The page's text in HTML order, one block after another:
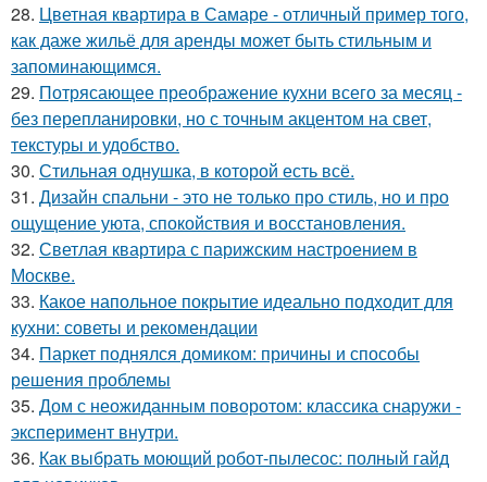
28. Цветная квартира в Самаре - отличный пример того,
как даже жильё для аренды может быть стильным и
запоминающимся.
29. Потрясающее преображение кухни всего за месяц -
без перепланировки, но с точным акцентом на свет,
текстуры и удобство.
30. Стильная однушка, в которой есть всё.
31. Дизайн спальни - это не только про стиль, но и про
ощущение уюта, спокойствия и восстановления.
32. Светлая квартира с парижским настроением в
Москве.
33. Какое напольное покрытие идеально подходит для
кухни: советы и рекомендации
34. Паркет поднялся домиком: причины и способы
решения проблемы
35. Дом с неожиданным поворотом: классика снаружи -
эксперимент внутри.
36. Как выбрать моющий робот-пылесос: полный гайд